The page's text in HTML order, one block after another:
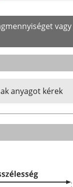
anyagot kérek